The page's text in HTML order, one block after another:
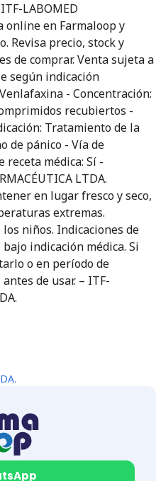
LABOMED
online en Farmaloop y
Revisa precio, stock y
de comprar. Venta sujeta a
según indicación
- Concentración:
recubiertos -
Tratamiento de la
de pánico - Vía de
médica: Sí -
LTDA.
en lugar fresco y seco,
extremas.
niños. Indicaciones de
indicación médica. Si
o en período de
de usar. – ITF-